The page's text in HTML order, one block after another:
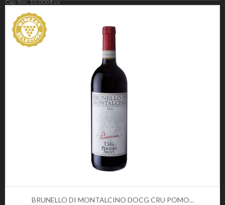
BRUNELLO DI MONTALCINO DOCG CRU POMO...
Cap. Soc. 10.000 € i.v.
REA 221190
INFORMAZIONE
Privacy e Cookie Policy
CONDIZIONI DI UTILIZZO
0